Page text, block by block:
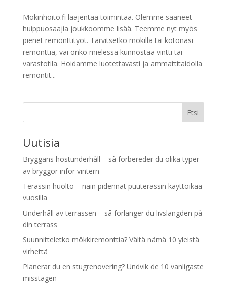
Mökinhoito.fi laajentaa toimintaa. Olemme saaneet
huippuosaajia joukkoomme lisää. Teemme nyt myös
pienet remonttityöt. Tarvitsetko mökillä tai kotonasi
remonttia, vai onko mielessä kunnostaa vintti tai
varastotila. Hoidamme luotettavasti ja ammattitaidolla
remontit...
Etsi
Uutisia
Bryggans höstunderhåll – så förbereder du olika typer
av bryggor inför vintern
Terassin huolto – näin pidennät puuterassin käyttöikää
vuosilla
Underhåll av terrassen – så förlänger du livslängden på
din terrass
Suunnitteletko mökkiremonttia? Vältä nämä 10 yleistä
virhettä
Planerar du en stugrenovering? Undvik de 10 vanligaste
misstagen